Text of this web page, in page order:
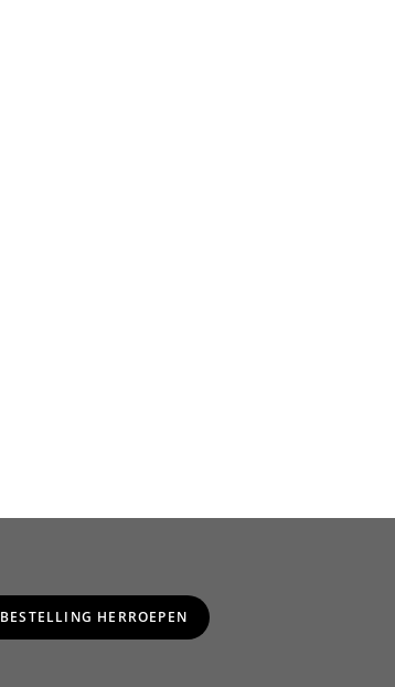
BESTELLING HERROEPEN